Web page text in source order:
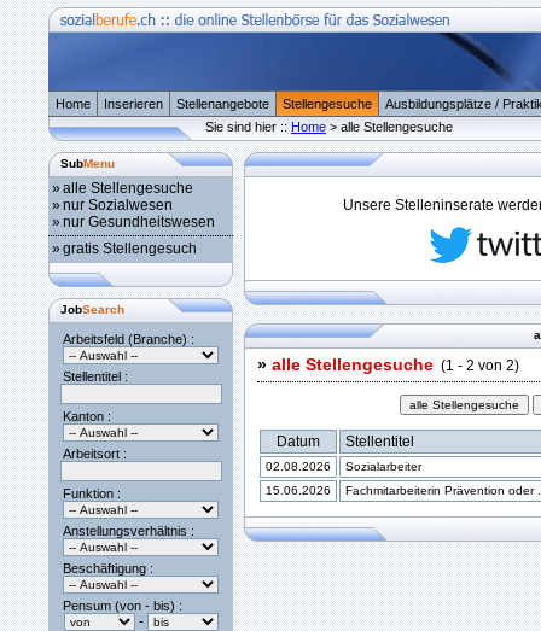
Home Inserieren Stellenangebote Stellengesuche
Ausbildungsplätze /
Sie sind hier :: Home > alle Stellengesuche
SubMenu
»alle Stellengesuche
»nur Sozialwesen
»nur Gesundheitswesen
»gratis Stellengesuch
JobSearch
Arbeitsfeld (Branche) :
Stellentitel :
Kanton :
Arbeitsort :
Funktion :
Anstellungsverhältnis :
Beschäftigung :
Pensum (von - bis) :
-
Unsere Stelleninserate
» alle Stellengesuche (1 - 2 von 2)
Datum Stellentitel
02.08.2026
Sozialarbeiter
15.06.2026
Fachmitarbeiterin Prävention oder